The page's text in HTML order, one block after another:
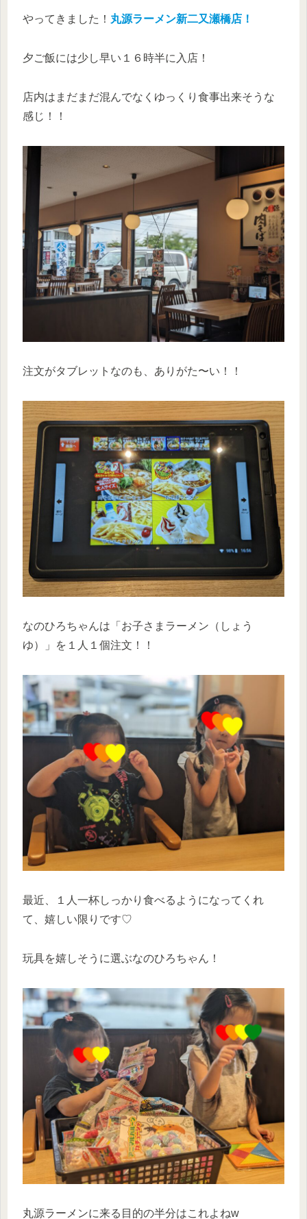
やってきました！ 丸源ラーメン新二又瀬橋店！
夕ご飯には少し早い１６時半に入店！
店内はまだまだ混んでなくゆっくり食事出来そうな
感じ！！
注文がタブレットなのも、ありがた〜い！！
なのひろちゃんは「お子さまラーメン（しょう
ゆ）」を１人１個注文！！
最近、１人一杯しっかり食べるようになってくれ
て、嬉しい限りです♡
玩具を嬉しそうに選ぶなのひろちゃん！
丸源ラーメンに来る目的の半分はこれよねw